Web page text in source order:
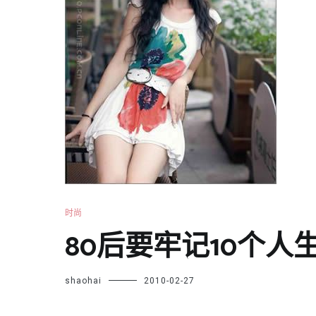
时尚
80后要牢记10个人
shaohai 2010-02-27